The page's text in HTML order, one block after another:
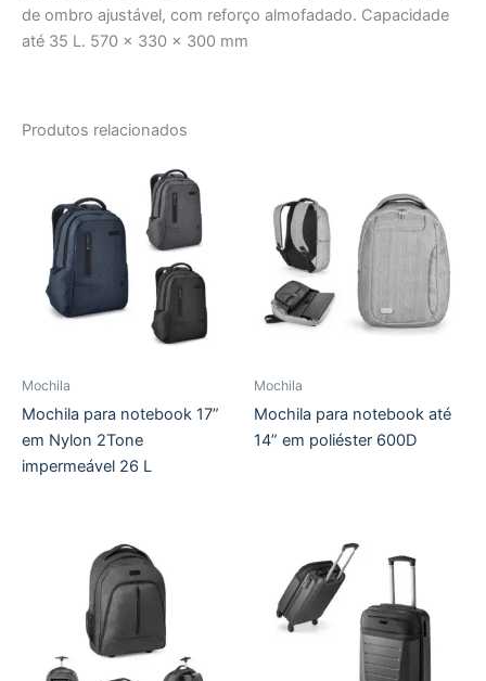
de ombro ajustável, com reforço almofadado. Capacidade
até 35 L. 570 x 330 x 300 mm
Produtos relacionados
Mochila
Mochila para notebook 17”
em Nylon 2Tone
impermeável 26 L
Mochila
Mochila para notebook até
14” em poliéster 600D